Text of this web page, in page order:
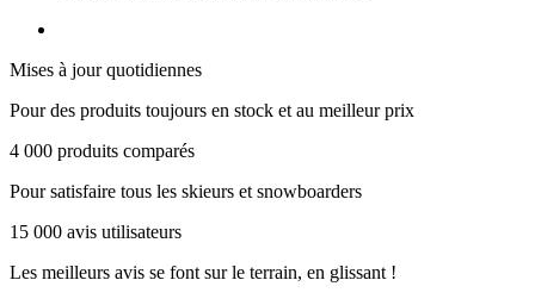
Mises à jour quotidiennes
Pour des produits toujours en stock et au meilleur prix
4 000 produits comparés
Pour satisfaire tous les skieurs et snowboarders
15 000 avis utilisateurs
Les meilleurs avis se font sur le terrain, en glissant !